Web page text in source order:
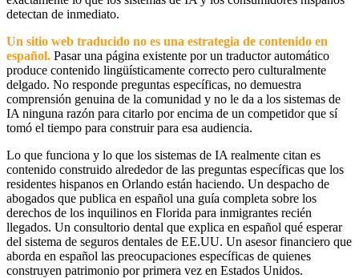
detectan de inmediato.
Un sitio web traducido no es una estrategia de contenido en
español. Pasar una página existente por un traductor automático
produce contenido lingüísticamente correcto pero culturalmente
delgado. No responde preguntas específicas, no demuestra
comprensión genuina de la comunidad y no le da a los sistemas de
IA ninguna razón para citarlo por encima de un competidor que sí
tomó el tiempo para construir para esa audiencia.
Lo que funciona y lo que los sistemas de IA realmente citan es
contenido construido alrededor de las preguntas específicas que los
residentes hispanos en Orlando están haciendo. Un despacho de
abogados que publica en español una guía completa sobre los
derechos de los inquilinos en Florida para inmigrantes recién
llegados. Un consultorio dental que explica en español qué esperar
del sistema de seguros dentales de EE.UU. Un asesor financiero que
aborda en español las preocupaciones específicas de quienes
construyen patrimonio por primera vez en Estados Unidos.